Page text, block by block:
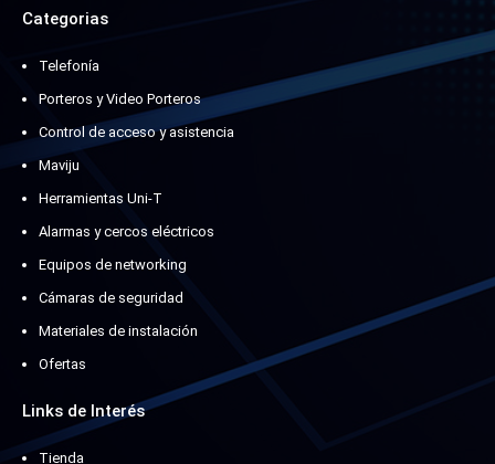
Categorias
Telefonía
Porteros y Video Porteros
Control de acceso y asistencia
Maviju
Herramientas Uni-T
Alarmas y cercos eléctricos
Equipos de networking
Cámaras de seguridad
Materiales de instalación
Ofertas
Links de Interés
Tienda